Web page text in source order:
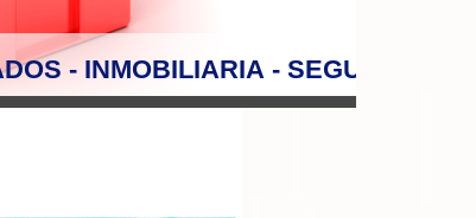
- INMOBILIARIA - SEGUROS